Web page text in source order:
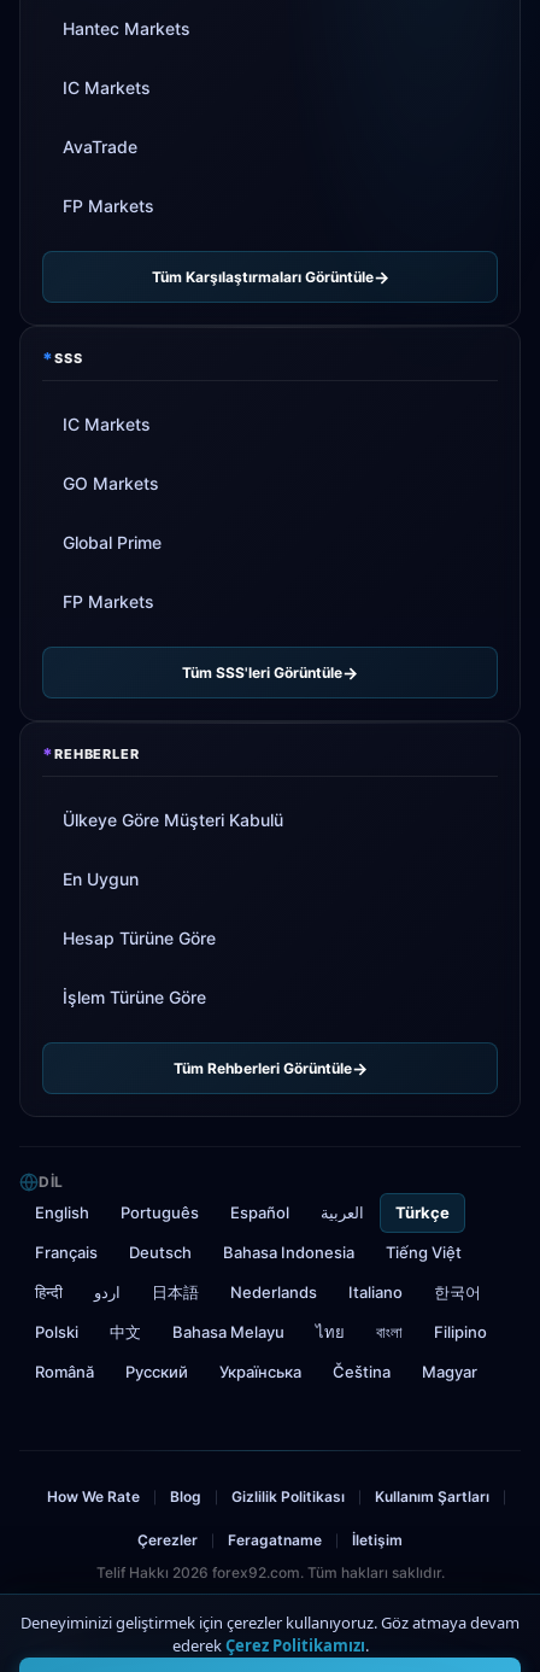
Hantec Markets
IC Markets
AvaTrade
FP Markets
Tüm Karşılaştırmaları Görüntüle
*SSS
IC Markets
GO Markets
Global Prime
FP Markets
Tüm SSS'leri Görüntüle
*REHBERLER
Ülkeye Göre Müşteri Kabulü
En Uygun
Hesap Türüne Göre
İşlem Türüne Göre
Tüm Rehberleri Görüntüle
DIL
English Português Español العربية Türkçe
Français Deutsch Bahasa Indonesia Tiếng Việt
हिन्दी اردو 日本語 Nederlands Italiano 한국어
Polski 中文 Bahasa Melayu ไทย বাংলা Filipino
Română Русский Українська Čeština Magyar
How We Rate Blog Gizlilik Politikası Kullanım Şartları
Çerezler Feragatname
İletişim
Telif Hakkı 2026 forex92.com. Tüm hakları saklıdır.
Risk Uyarısı: Forex ve CFD işlemleri önemli riskler içerir ve yatırdığınız sermayenin
kaybına yol açabilir. Kaybetmeyi göze alabileceğinizden fazlasını yatırmamalısınız.
Bu site bağlı kuruluş bağlantıları içerir.
Deneyiminizi geliştirmek için çerezler kullanıyoruz. Göz atmaya devam
ederekÇerez Politikamızı.